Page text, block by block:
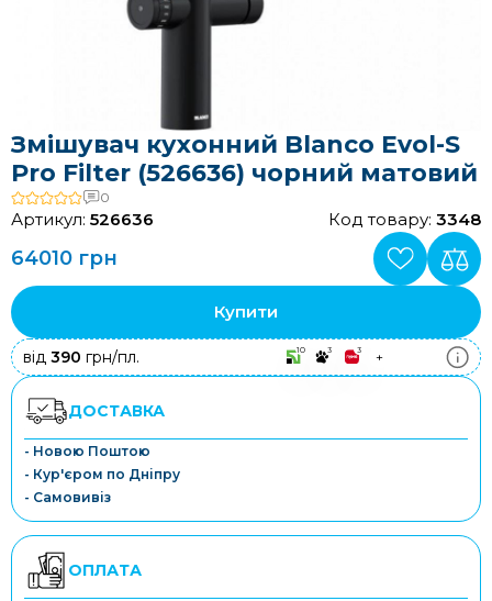
Змішувач кухонний Blanco Evol-S
Pro Filter (526636) чорний матовий
0
Артикул: 526636 Код товару: 3348
64010 грн
Купити
від 390 грн/пл. 10 3 3 +
ДОСТАВКА
- Новою Поштою
- Кур'єром по Дніпру
- Самовивіз
ОПЛАТА